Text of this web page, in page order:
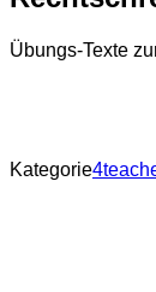
Übungs-Texte
Kategorie